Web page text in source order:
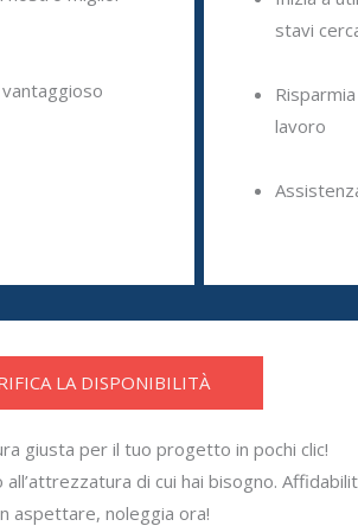
stavi
lavoro
LA DISPONIBILITÀ
giusta per il tuo progetto in pochi clic!
di cui hai bisogno.
aspettare, noleggia ora!